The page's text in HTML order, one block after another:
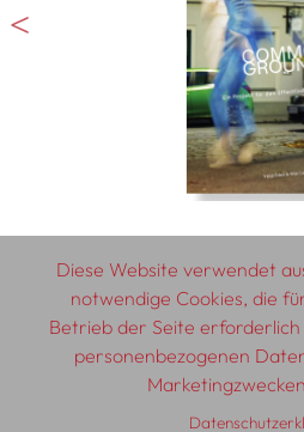
© 2026
Diese Website verwendet
notwendige Cookies, die
Betrieb der Seite erforderlich
personenbezogenen